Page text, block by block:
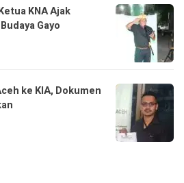
KNA Ajak
Gayo
ke KIA, Dokumen